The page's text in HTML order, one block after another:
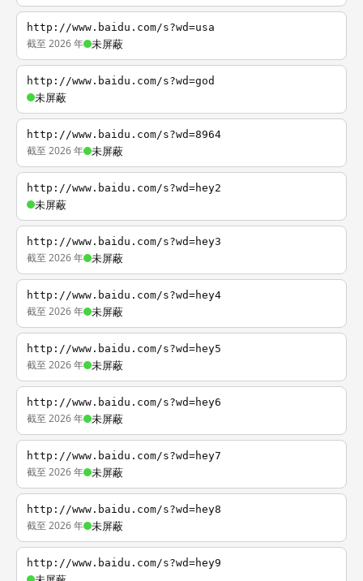
http://www.baidu.com/s?wd=usa
截至 2026 年 未屏蔽
http://www.baidu.com/s?wd=god
未屏蔽
http://www.baidu.com/s?wd=8964
截至 2026 年 未屏蔽
http://www.baidu.com/s?wd=hey2
未屏蔽
http://www.baidu.com/s?wd=hey3
截至 2026 年 未屏蔽
http://www.baidu.com/s?wd=hey4
截至 2026 年 未屏蔽
http://www.baidu.com/s?wd=hey5
截至 2026 年 未屏蔽
http://www.baidu.com/s?wd=hey6
截至 2026 年 未屏蔽
http://www.baidu.com/s?wd=hey7
截至 2026 年 未屏蔽
http://www.baidu.com/s?wd=hey8
截至 2026 年 未屏蔽
http://www.baidu.com/s?wd=hey9